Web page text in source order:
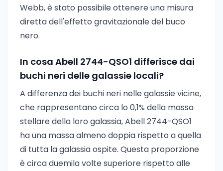
Webb, è stato possibile ottenere una misura
diretta dell'effetto gravitazionale del buco
nero.
In cosa Abell 2744-QSO1 differisce dai
buchi neri delle galassie locali?
A differenza dei buchi neri nelle galassie vicine,
che rappresentano circa lo 0,1% della massa
stellare della loro galassia, Abell 2744-QSO1
ha una massa almeno doppia rispetto a quella
di tutta la galassia ospite. Questa proporzione
è circa duemila volte superiore rispetto alle